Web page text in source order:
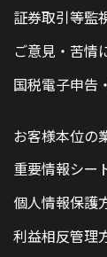
証券取引等監
ご意見・苦情
国税電子申告
お客様本位の
重要情報シー
個人情報保護
利益相反管理